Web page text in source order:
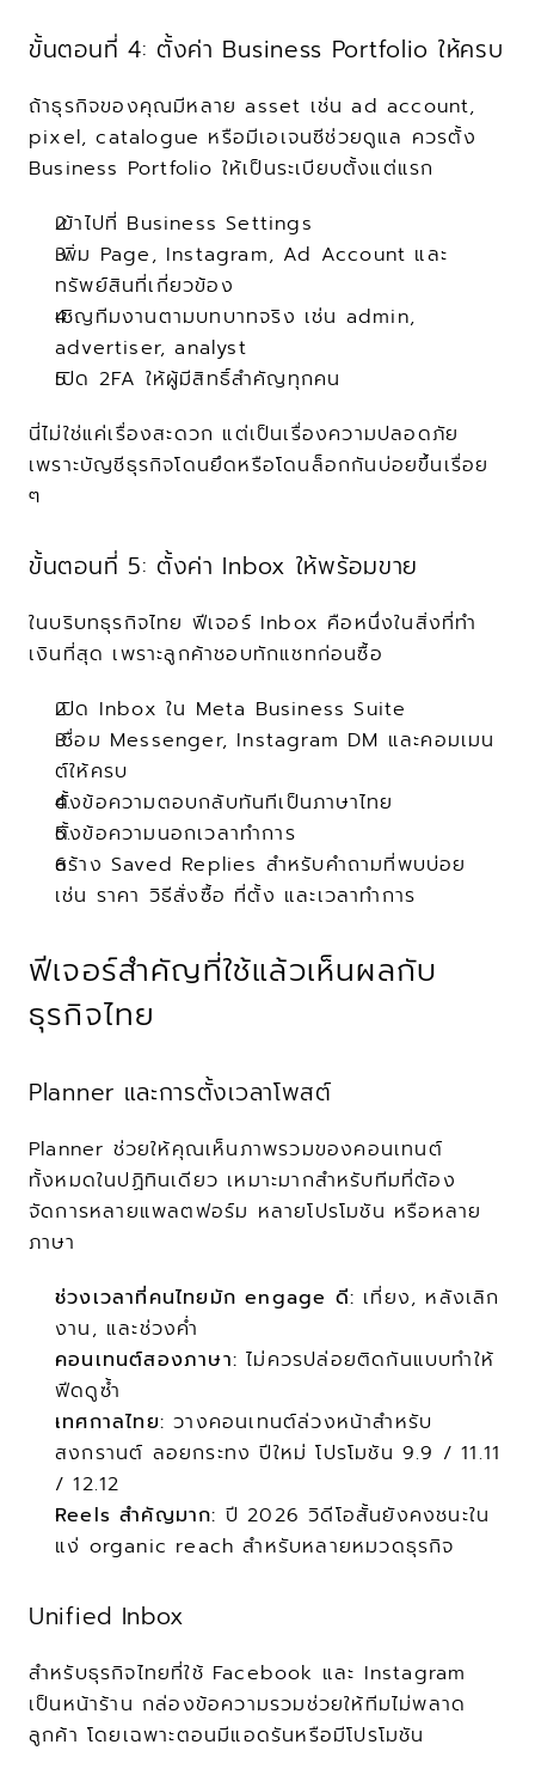
ขั้นตอนที่ 4: ตั้งค่า Business Portfolio ให้ครบ
ถ้าธุรกิจของคุณมีหลาย asset เช่น ad account,
pixel, catalogue หรือมีเอเจนซีช่วยดูแล ควรตั้ง
Business Portfolio ให้เป็นระเบียบตั้งแต่แรก
เข้าไปที่ Business Settings
เพิ่ม Page, Instagram, Ad Account และ
ทรัพย์สินที่เกี่ยวข้อง
เชิญทีมงานตามบทบาทจริง เช่น admin,
advertiser, analyst
เปิด 2FA ให้ผู้มีสิทธิ์สำคัญทุกคน
นี่ไม่ใช่แค่เรื่องสะดวก แต่เป็นเรื่องความปลอดภัย
เพราะบัญชีธุรกิจโดนยึดหรือโดนล็อกกันบ่อยขึ้นเรื่อย
ๆ
ขั้นตอนที่ 5: ตั้งค่า Inbox ให้พร้อมขาย
ในบริบทธุรกิจไทย ฟีเจอร์ Inbox คือหนึ่งในสิ่งที่ทำ
เงินที่สุด เพราะลูกค้าชอบทักแชทก่อนซื้อ
เปิด Inbox ใน Meta Business Suite
เชื่อม Messenger, Instagram DM และคอมเมน
ต์ให้ครบ
ตั้งข้อความตอบกลับทันทีเป็นภาษาไทย
ตั้งข้อความนอกเวลาทำการ
สร้าง Saved Replies สำหรับคำถามที่พบบ่อย
เช่น ราคา วิธีสั่งซื้อ ที่ตั้ง และเวลาทำการ
ฟีเจอร์สำคัญที่ใช้แล้วเห็นผลกับ
ธุรกิจไทย
Planner และการตั้งเวลาโพสต์
Planner ช่วยให้คุณเห็นภาพรวมของคอนเทนต์
ทั้งหมดในปฏิทินเดียว เหมาะมากสำหรับทีมที่ต้อง
จัดการหลายแพลตฟอร์ม หลายโปรโมชัน หรือหลาย
ภาษา
ช่วงเวลาที่คนไทยมัก engage ดี: เที่ยง, หลังเลิก
งาน, และช่วงค่ำ
คอนเทนต์สองภาษา: ไม่ควรปล่อยติดกันแบบทำให้
ฟีดดูซ้ำ
เทศกาลไทย: วางคอนเทนต์ล่วงหน้าสำหรับ
สงกรานต์ ลอยกระทง ปีใหม่ โปรโมชัน 9.9 / 11.11
/ 12.12
Reels สำคัญมาก: ปี 2026 วิดีโอสั้นยังคงชนะใน
แง่ organic reach สำหรับหลายหมวดธุรกิจ
Unified Inbox
สำหรับธุรกิจไทยที่ใช้ Facebook และ Instagram
เป็นหน้าร้าน กล่องข้อความรวมช่วยให้ทีมไม่พลาด
ลูกค้า โดยเฉพาะตอนมีแอดรันหรือมีโปรโมชัน